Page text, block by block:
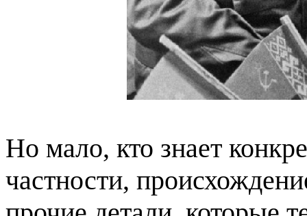
Но мало, кто знает
частности,